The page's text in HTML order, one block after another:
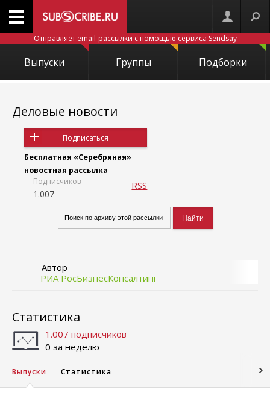
Отправляет email-рассылки с помощью сервиса Sendsay
Выпуски Группы Подборки
Деловые новости
Подписаться
Бесплатная «Серебряная»
новостная рассылка
Подписчиков
1.007
RSS
Автор
РИА РосБизнесКонсалтинг
Статистика
1.007 подписчиков
0 за неделю
Выпуски Статистика